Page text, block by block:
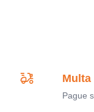
Multa
Pague